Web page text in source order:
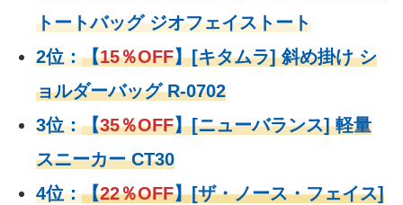
トートバッグ ジオフェイストート
2位：【15％OFF】[キタムラ] 斜め掛け シ
ョルダーバッグ R-0702
3位：【35％OFF】[ニューバランス] 軽量
スニーカー CT30
4位：【22％OFF】[ザ・ノース・フェイス]